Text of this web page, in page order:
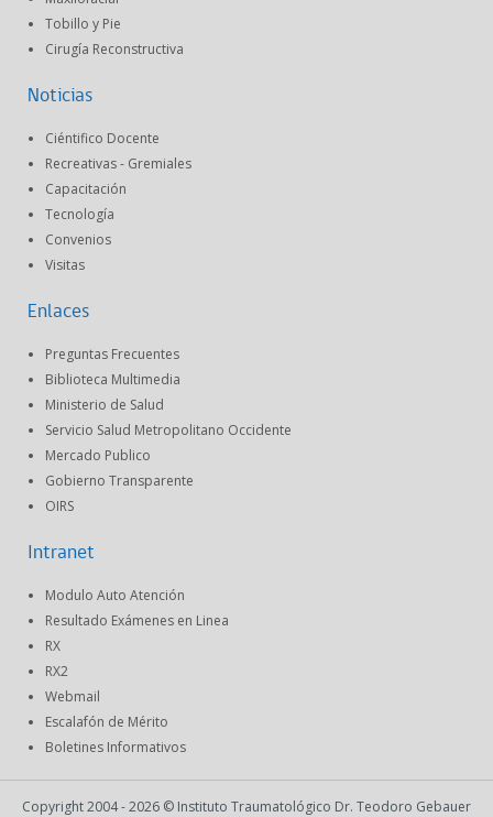
Tobillo y Pie
Cirugía Reconstructiva
Noticias
Ciéntifico Docente
Recreativas - Gremiales
Capacitación
Tecnología
Convenios
Visitas
Enlaces
Preguntas Frecuentes
Biblioteca Multimedia
Ministerio de Salud
Servicio Salud Metropolitano Occidente
Mercado Publico
Gobierno Transparente
OIRS
Intranet
Modulo Auto Atención
Resultado Exámenes en Linea
RX
RX2
Webmail
Escalafón de Mérito
Boletines Informativos
Copyright 2004 - 2026 © Instituto Traumatológico Dr. Teodoro Gebauer